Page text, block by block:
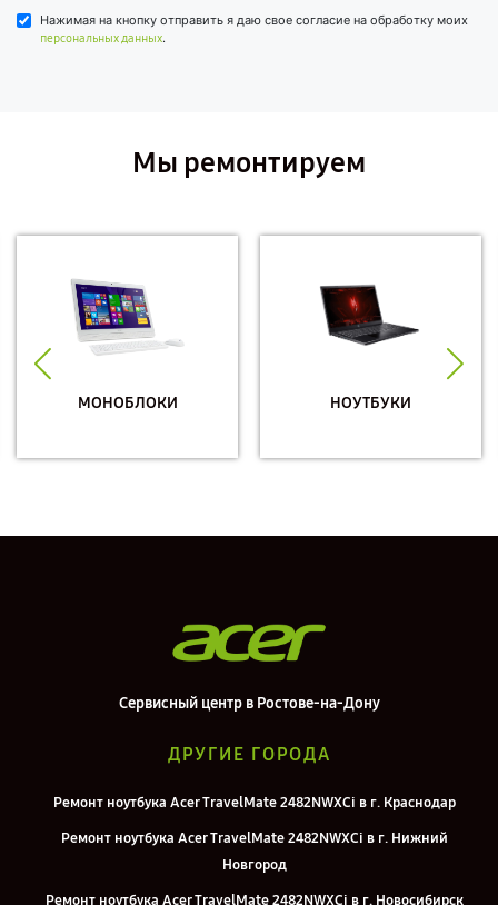
Нажимая на кнопку отправить я даю свое согласие на обработку моих
персональных данных.
Мы ремонтируем
МОНОБЛОКИ НОУТБУКИ
Сервисный центр в Ростове-на-Дону
ДРУГИЕ ГОРОДА
Ремонт ноутбука Acer TravelMate 2482NWXCi в г. Краснодар
Ремонт ноутбука Acer TravelMate 2482NWXCi в г. Нижний
Новгород
Ремонт ноутбука Acer TravelMate 2482NWXCi в г. Новосибирск